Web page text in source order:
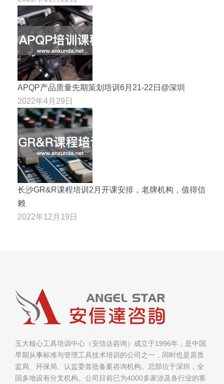
APQP产品质量先期策划培训6月21-22日@深圳
2022年4月29日
长沙GR&R课程培训2月开课安排，老牌机构，值得信
赖
2022年12月19日
五大核心工具培训中心（安信达咨询）成立于1996年，是中国
早期从事标准与管理工具技术培训的公司之一，同时也是原质
监局、环保局、认监委首批备案咨询机构。总部位于深圳，全
国多地设有分支机构。公司目前已为4000多家涉及各行业的客